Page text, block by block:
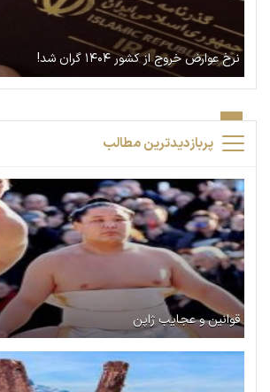
نرخ عوارض خروج از کشور ۱۴۰۴ گران شد!
پربازدیدترین مطالب
قوانین و عجایب ژاپن